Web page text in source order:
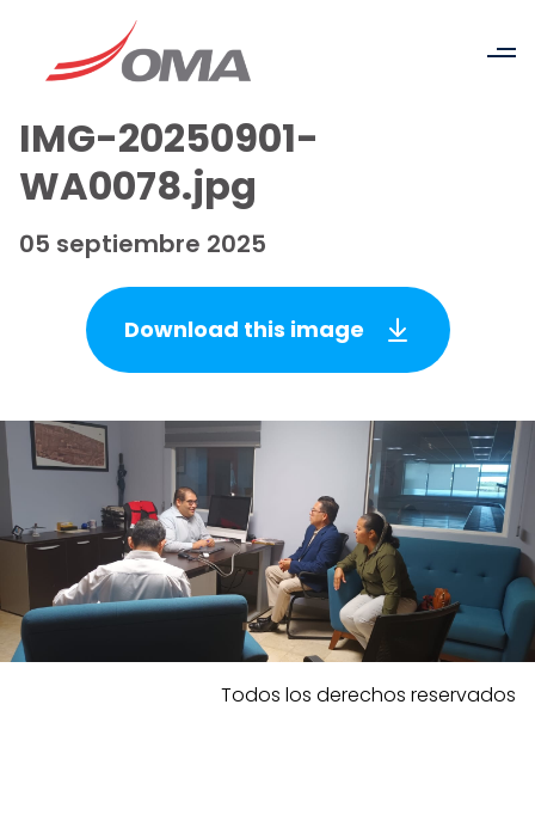
IMG-20250901-
WA0078.jpg
05 septiembre 2025
Download this image
Todos los derechos reservados